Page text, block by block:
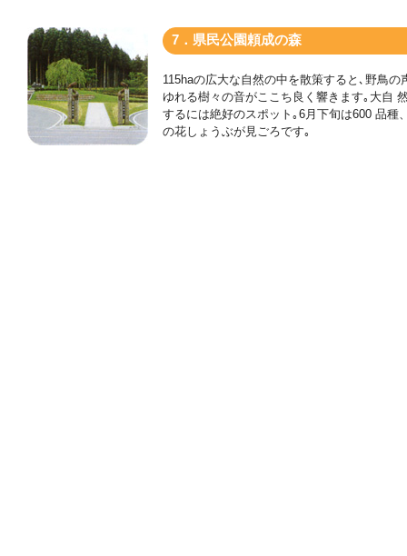
7．県民公園頼成の森
115haの広大な自然の中を散策すると､野鳥の
ゆれる樹々の音がここち良く響きます｡大自
するには絶好のスポット｡6月下旬は600 品種
の花しょうぶが見ごろです｡